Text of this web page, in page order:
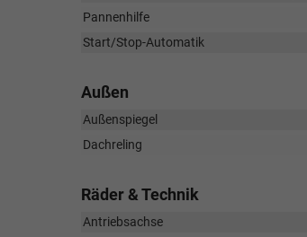
Pannenhilfe
Start/Stop-Automatik
Außen
Außenspiegel
Dachreling
Räder & Technik
Antriebsachse